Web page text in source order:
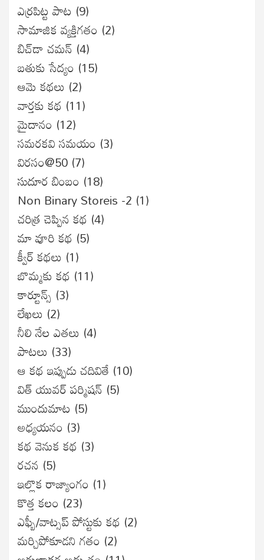
ఎర్రపిట్ట పాట (9)
సామాజిక వ్యక్తిగతం (2)
బిచ్‌డా చమన్ (4)
బతుకు సేద్యం (15)
ఆమె కథలు (2)
వార్తకు కథ (11)
మైదానం (12)
సమరకవి సమయం (3)
విరసం@50 (7)
సుదూర బింబం (18)
Non Binary Storeis -2 (1)
చరిత్ర చెప్పిన కథ (4)
మా వూరి కథ (5)
క్వీర్ కథలు (1)
బొమ్మకు కథ (11)
కార్టూన్స్ (3)
లేఖలు (2)
నీలి నేల ఎతలు (4)
పాటలు (33)
ఆ కథ ఇప్పుడు చదివితే (10)
విత్ యువర్ పర్మిషన్ (5)
ముందుమాట (5)
అధ్యయనం (3)
కథ వెనుక కథ (3)
రచన (5)
ఇల్లొక రాజ్యాంగం (1)
కొత్త కలం (23)
ఎఫ్బీ/వాట్సప్ పోస్టుకు కథ (2)
మర్చిపోకూడని గతం (2)